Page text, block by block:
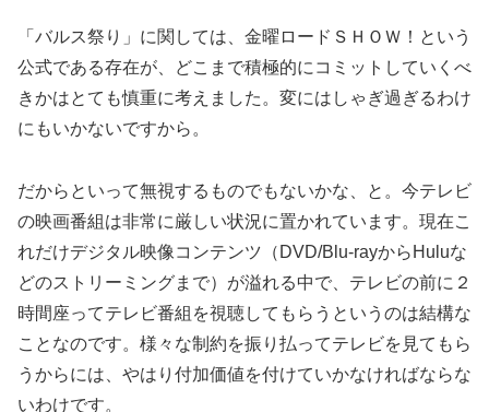
「バルス祭り」に関しては、金曜ロードＳＨＯＷ！という
公式である存在が、どこまで積極的にコミットしていくべ
きかはとても慎重に考えました。変にはしゃぎ過ぎるわけ
にもいかないですから。
だからといって無視するものでもないかな、と。今テレビ
の映画番組は非常に厳しい状況に置かれています。現在こ
れだけデジタル映像コンテンツ（DVD/Blu-rayからHuluな
どのストリーミングまで）が溢れる中で、テレビの前に２
時間座ってテレビ番組を視聴してもらうというのは結構な
ことなのです。様々な制約を振り払ってテレビを見てもら
うからには、やはり付加価値を付けていかなければならな
いわけです。